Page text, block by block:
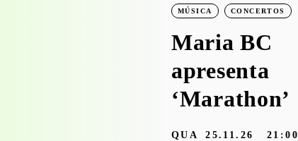
MÚSICA CONCERTOS
Maria BC
apresenta
‘Marathon’
QUA 25.11.26
21:00